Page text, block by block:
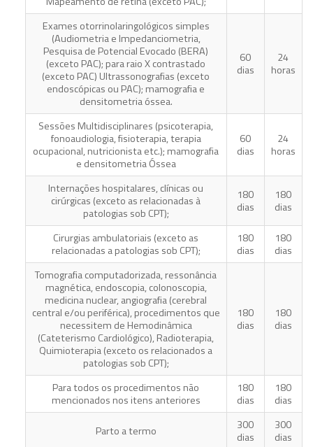
Exames otorrinolaringológicos simples
(Audiometria e Impedanciometria,
Pesquisa de Potencial Evocado (BERA)
(exceto PAC); para raio X contrastado
(exceto PAC) Ultrassonografias (exceto
endoscópicas ou PAC); mamografia e
densitometria óssea.
60
dias
24
horas
Sessões Multidisciplinares (psicoterapia,
fonoaudiologia, fisioterapia, terapia
ocupacional, nutricionista etc.); mamografia
e densitometria Óssea
60
dias
24
horas
Internações hospitalares, clínicas ou
cirúrgicas (exceto as relacionadas à
patologias sob CPT);
180
dias
180
dias
Cirurgias ambulatoriais (exceto as
relacionadas a patologias sob CPT);
180
dias
180
dias
Tomografia computadorizada, ressonância
magnética, endoscopia, colonoscopia,
medicina nuclear, angiografia (cerebral
central e/ou periférica), procedimentos que
necessitem de Hemodinâmica
(Cateterismo Cardiológico), Radioterapia,
Quimioterapia (exceto os relacionados a
patologias sob CPT);
180
dias
180
dias
Para todos os procedimentos não
mencionados nos itens anteriores
180
dias
180
dias
Parto a termo
300
dias
300
dias